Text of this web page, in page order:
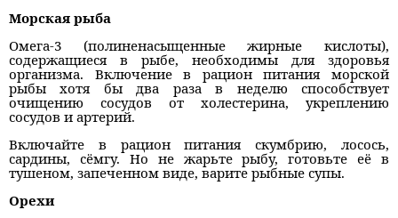
Морская рыба
Омега-3 (полиненасыщенные жирные кислоты),
содержащиеся в рыбе, необходимы для здоровья
организма. Включение в рацион питания морской
рыбы хотя бы два раза в неделю способствует
очищению сосудов от холестерина, укреплению
сосудов и артерий.
Включайте в рацион питания скумбрию, лосось,
сардины, сёмгу. Но не жарьте рыбу, готовьте её в
тушеном, запеченном виде, варите рыбные супы.
Орехи